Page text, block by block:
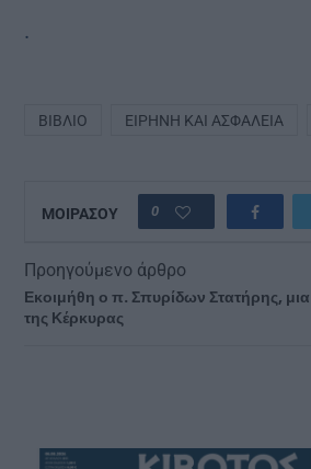
.
ΒΙΒΛΊΟ ΕΙΡΉΝΗ ΚΑΙ ΑΣΦΆΛΕΙΑ
ΜΟΙΡΑΣΟΥ 0
Προηγούμενο άρθρο
Εκοιμήθη ο π. Σπυρίδων Στατήρης,
της Κέρκυρας